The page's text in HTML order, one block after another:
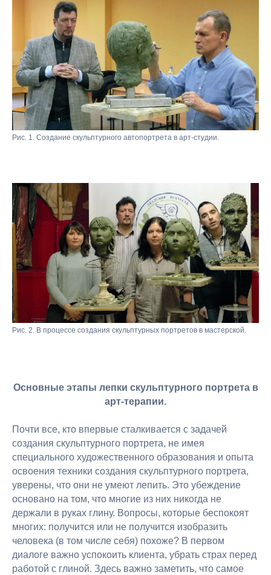
Рис. 1. Создание скульптурного автопортрета в арт-студии.
Рис. 2. В процессе создания скульптурных портретов в мастерской.
Основные этапы лепки скульптурного портрета в
арт-терапии.
Почти все, кто впервые сталкивается с задачей
создания скульптурного портрета, не имея
специального художественного образования и опыта
освоения техники создания скульптурного портрета,
уверены, что они не умеют лепить. Это убеждение
основано на том, что многие из них никогда не
держали в руках глину. Вопросы, которые беспокоят
многих: получится или не получится изобразить
человека (в том числе себя) похоже? В первом
диалоге важно успокоить клиента, убрать страх перед
работой с глиной. Здесь важно заметить, что самое